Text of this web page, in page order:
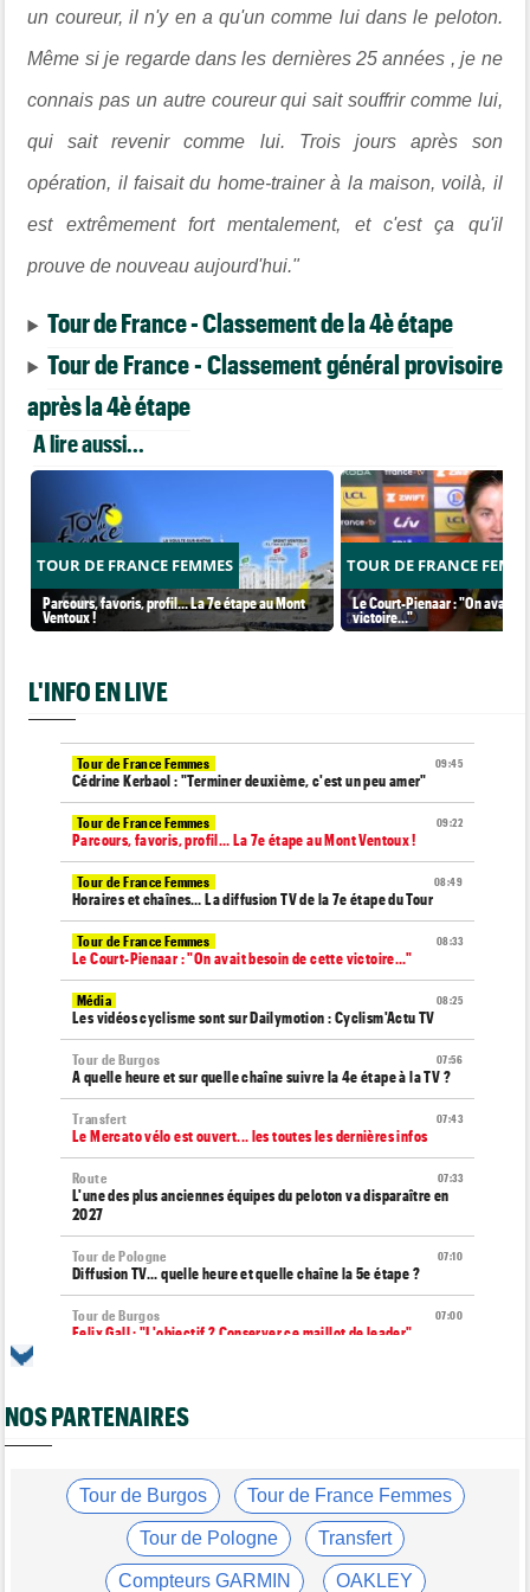
un coureur, il n'y en a qu'un comme lui dans le peloton.
Même si je regarde dans les dernières 25 années , je ne
connais pas un autre coureur qui sait souffrir comme lui,
qui sait revenir comme lui. Trois jours après son
opération, il faisait du home-trainer à la maison, voilà, il
est extrêmement fort mentalement, et c'est ça qu'il
prouve de nouveau aujourd'hui."
Tour de France - Classement de la 4è étape
Tour de France - Classement général provisoire
après la 4è étape
A lire aussi...
TOUR DE FRANCE FEMMES
Parcours, favoris, profil… La 7e étape au Mont
Ventoux !
TOUR DE FRANCE
Le Court-Pienaar : "On avait
victoire..."
L'INFO EN LIVE
09:45
Tour de France Femmes
Cédrine Kerbaol : "Terminer deuxième, c'est un peu amer"
09:22
Tour de France Femmes
Parcours, favoris, profil… La 7e étape au Mont Ventoux !
08:49
Tour de France Femmes
Horaires et chaînes… La diffusion TV de la 7e étape du Tour
08:33
Tour de France Femmes
Le Court-Pienaar : "On avait besoin de cette victoire..."
08:25
Média
Les vidéos cyclisme sont sur Dailymotion : Cyclism'Actu TV
07:56
Tour de Burgos
A quelle heure et sur quelle chaîne suivre la 4e étape à la TV ?
07:43
Transfert
Le Mercato vélo est ouvert... les toutes les dernières infos
07:33
Route
L'une des plus anciennes équipes du peloton va disparaître en
2027
07:10
Tour de Pologne
Diffusion TV... quelle heure et quelle chaîne la 5e étape ?
07:00
Tour de Burgos
Felix Gall : "L'objectif ? Conserver ce maillot de leader"
06/08
Tour de France Femmes
David Lappartient : "Le cyclisme féminin progresse, mais…"
Transfert
NOS PARTENAIRES
Tour de Burgos Tour de France Femmes
Tour de Pologne Transfert
Compteurs GARMIN OAKLEY